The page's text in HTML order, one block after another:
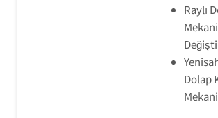
Raylı
Dolap